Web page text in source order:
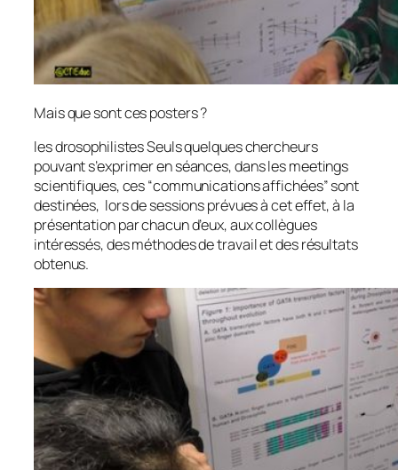
Mais que sont ces posters ?
les drosophilistes Seuls quelques chercheurs
pouvant s’exprimer en séances, dans les meetings
scientifiques, ces “communications affichées” sont
destinées, lors de sessions prévues à cet effet, à la
présentation par chacun d’eux, aux collègues
intéressés, des méthodes de travail et des résultats
obtenus.